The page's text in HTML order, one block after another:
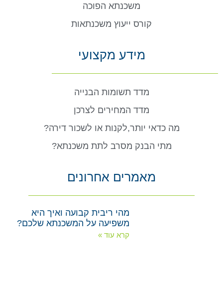
משכנתא הפוכה
קורס ייעוץ משכנתאות
מידע מקצועי
מדד תשומות הבנייה
מדד המחירים לצרכן
מה כדאי יותר,לקנות או לשכור דירה?
מתי הבנק מסרב לתת משכנתא?
מאמרים אחרונים
מהי ריבית קבועה ואיך היא
משפיעה על המשכנתא שלכם?
קרא עוד »